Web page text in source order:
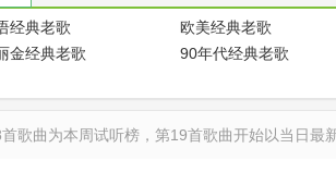
经典老歌 欧美经典老歌
金经典老歌 90年代经典老歌
歌曲为本周试听榜，第19首歌曲开始以当日最